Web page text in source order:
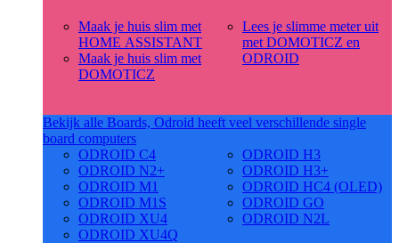
Maak je huis slim met
HOME ASSISTANT
Maak je huis slim met
DOMOTICZ
Lees je slimme meter uit
met DOMOTICZ en
ODROID
Bekijk alle Boards, Odroid heeft veel verschillende single
board computers
ODROID C4
ODROID N2+
ODROID M1
ODROID M1S
ODROID XU4
ODROID XU4Q
ODROID H3
ODROID H3+
ODROID HC4 (OLED)
ODROID GO
ODROID N2L